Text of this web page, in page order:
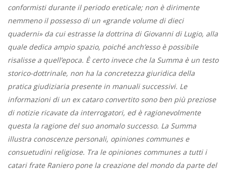
conformisti durante il periodo ereticale; non è dirimente
nemmeno il possesso di un «grande volume di dieci
quaderni» da cui estrasse la dottrina di Giovanni di Lugio, alla
quale dedica ampio spazio, poiché anch’esso è possibile
risalisse a quell’epoca. È certo invece che la Summa è un testo
storico-dottrinale, non ha la concretezza giuridica della
pratica giudiziaria presente in manuali successivi. Le
informazioni di un ex cataro convertito sono ben più preziose
di notizie ricavate da interrogatori, ed è ragionevolmente
questa la ragione del suo anomalo successo. La Summa
illustra conoscenze personali, opiniones communes e
consuetudini religiose. Tra le opiniones communes a tutti i
catari frate Raniero pone la creazione del mondo da parte del